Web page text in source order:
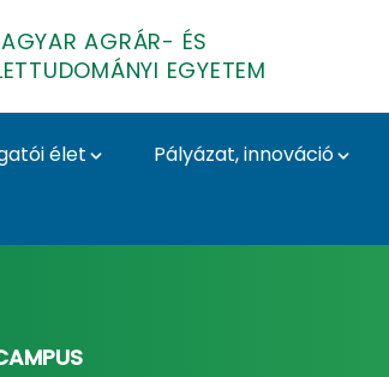
AGRÁR- ÉS
EGYETEM
élet Pályázat, innováció